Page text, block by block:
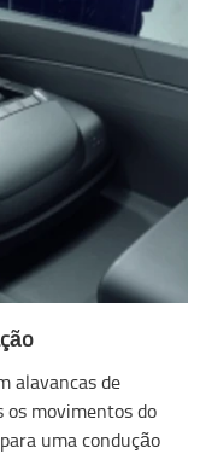
alavancas de
os movimentos do
uma condução